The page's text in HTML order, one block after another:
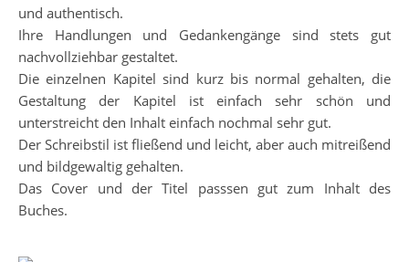
und authentisch.
Ihre Handlungen und Gedankengänge sind stets gut
nachvollziehbar gestaltet.
Die einzelnen Kapitel sind kurz bis normal gehalten, die
Gestaltung der Kapitel ist einfach sehr schön und
unterstreicht den Inhalt einfach nochmal sehr gut.
Der Schreibstil ist fließend und leicht, aber auch mitreißend
und bildgewaltig gehalten.
Das Cover und der Titel passsen gut zum Inhalt des
Buches.